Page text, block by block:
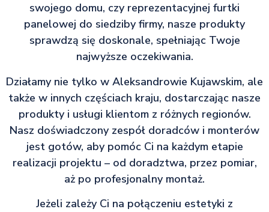
swojego domu, czy reprezentacyjnej furtki
panelowej do siedziby firmy, nasze produkty
sprawdzą się doskonale, spełniając Twoje
najwyższe oczekiwania.
Działamy nie tylko w Aleksandrowie Kujawskim, ale
także w innych częściach kraju, dostarczając nasze
produkty i usługi klientom z różnych regionów.
Nasz doświadczony zespół doradców i monterów
jest gotów, aby pomóc Ci na każdym etapie
realizacji projektu – od doradztwa, przez pomiar,
aż po profesjonalny montaż.
Jeżeli zależy Ci na połączeniu estetyki z